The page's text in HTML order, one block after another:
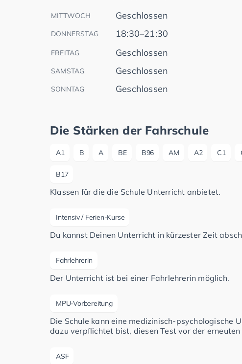
MITTWOCH Geschlossen
DONNERSTAG 18:30–21:30
FREITAG Geschlossen
SAMSTAG Geschlossen
SONNTAG Geschlossen
Die Stärken der Fahrschule
A1 B A BE B96 AM A2 C1
B17
Klassen für die die Schule Unterricht anbietet.
Intensiv / Ferien-Kurse
Du kannst Deinen Unterricht in kürzester Zeit
Fahrlehrerin
Der Unterricht ist bei einer Fahrlehrerin möglich.
MPU-Vorbereitung
Die Schule kann eine medizinisch-psychologische
dazu verpflichtet bist, diesen Test vor der
ASF